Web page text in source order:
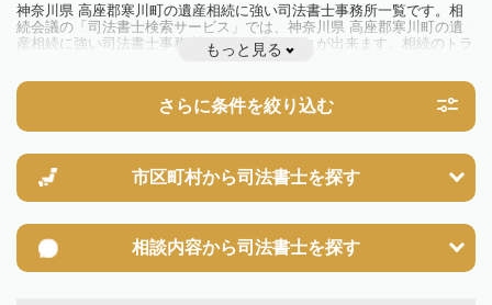
神奈川県 高座郡寒川町の遺産相続に強い司法書士事務所一覧です。相
続会議の「司法書士検索サービス」では、神奈川県 高座郡寒川町の遺
産相続に強い司法書士事務所を一覧で見ることが出来ます。相続のトラ
ブルやお悩みを抱えている方は一度近隣の司法書士に相談してみましょ
もっと見る
さらに条件を絞り込む
市区町村から司法書士を探す
相談内容から司法書士を探す